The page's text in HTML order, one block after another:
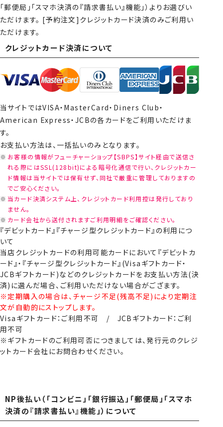
「郵便局」「スマホ決済の『請求書払い』機能」）よりお選びい
ただけます。 [予約注文]クレジットカード決済のみご利用い
ただけます。
クレジットカード決済について
当サイトではVISA・MasterCard・Diners Club・
American Express・JCBの各カードをご利用いただけま
す。
お支払い方法は、一括払いのみとなります。
お客様の情報がフューチャーショップ【SBPS】サイト経由で送信さ
れる際にはSSL(128bit)による暗号化通信で行い、クレジットカー
ド情報は当サイトでは保有せず、同社で厳重に管理しておりますの
でご安心ください。
当カード決済システム上、クレジットカード利用控は発行しており
ません。
カード会社から送付されますご利用明細をご確認ください。
『デビットカード』『チャージ型クレジットカード』の利用につ
いて
当店クレジットカードの利用可能カードにおいて『デビットカ
ード』・『チャージ型クレジットカード』(Visaギフトカード・
JCBギフトカード)などのクレジットカードをお支払い方法(決
済)に選んだ場合、ご利用いただけない場合がござます。
※定期購入の場合は、チャージ不足(残高不足)により定期注
文が自動的にストップします。
Visaギフトカード：ご利用不可 / JCBギフトカード：ご利
用不可
※ギフトカードのご利用可否につきましては、発行元のクレジ
ットカード会社にお問合わせください。
NP後払い（「コンビニ」「銀行振込」「郵便局」「スマホ
決済の『請求書払い』機能」）について